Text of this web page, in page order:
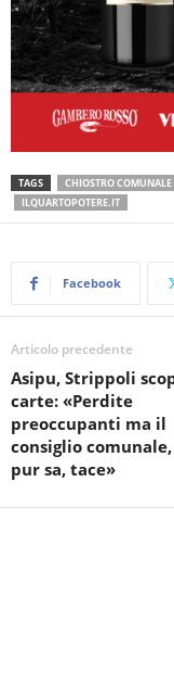
TAGS CHIOSTRO COMUNALE
ILQUARTOPOTERE.IT
Facebook
Articolo precedente
Asipu, Strippoli
carte: «Perdite
preoccupanti ma il
consiglio
pur sa, tace»